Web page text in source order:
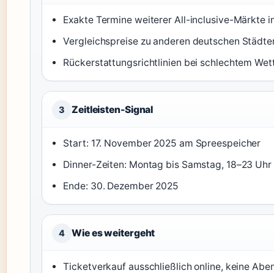
Exakte Termine weiterer All-inclusive-Märkte
Vergleichspreise zu anderen deutschen
Rückerstattungsrichtlinien bei schlechtem
3 Zeitleisten-Signal
Start: 17. November 2025 am Spreespeicher
Dinner-Zeiten: Montag bis Samstag, 18–23 Uhr
Ende: 30. Dezember 2025
4 Wie es weitergeht
Ticketverkauf ausschließlich online, keine